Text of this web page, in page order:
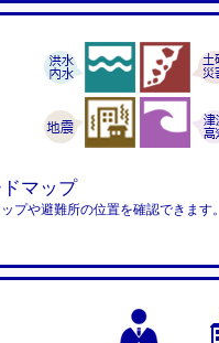
マップ
プや避難所の位置を確認できます。